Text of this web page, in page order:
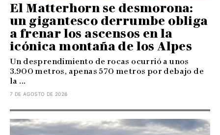
El Matterhorn se desmorona:
un gigantesco derrumbe obliga
a frenar los ascensos en la
icónica montaña de los Alpes
Un desprendimiento de rocas ocurrió a unos
3.900 metros, apenas 570 metros por debajo de
la ...
7 DE AGOSTO DE 2026